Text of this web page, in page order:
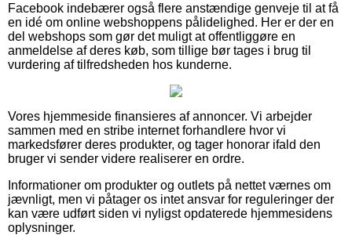
Facebook indebærer også flere anstændige genveje til at få
en idé om online webshoppens pålidelighed. Her er der en
del webshops som gør det muligt at offentliggøre en
anmeldelse af deres køb, som tillige bør tages i brug til
vurdering af tilfredsheden hos kunderne.
Vores hjemmeside finansieres af annoncer. Vi arbejder
sammen med en stribe internet forhandlere hvor vi
markedsfører deres produkter, og tager honorar ifald den
bruger vi sender videre realiserer en ordre.
Informationer om produkter og outlets på nettet værnes om
jævnligt, men vi påtager os intet ansvar for reguleringer der
kan være udført siden vi nyligst opdaterede hjemmesidens
oplysninger.